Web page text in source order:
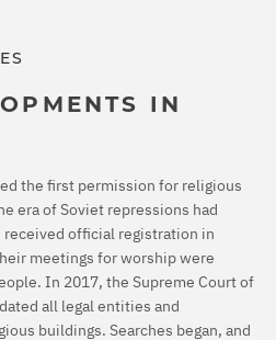
IN
the first permission for religious
era of Soviet repressions had
official registration in
meetings for worship were
In 2017, the Supreme Court of
all legal entities and
buildings. Searches began, and